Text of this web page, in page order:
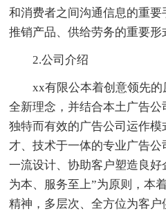
和消费者之间沟通信息的重要
推销产品、供给劳务的重要形
2.公司介绍
xx有限公本着创意领先
全新理念，并结合本土广告
独特而有效的广告公司运作模
才、技术于一体的专业广告
一流设计、协助客户塑造良
为本、服务至上”为原则，本
精神，多层次、全方位为客户